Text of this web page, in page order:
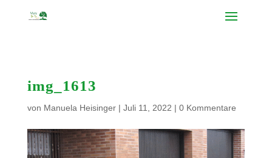
img_1613
von Manuela Heisinger| Juli 11, 2022 | 0 Kommentare